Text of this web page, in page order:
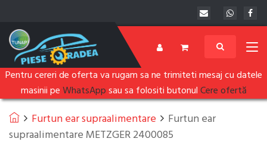
Pentru cereri de oferta va rugam sa ne trimiteti mesaj cu datele
masinii peWhatsAppsau sa folositi butonulCere ofertă
Furtun ear supraalimentare
Furtun ear
supraalimentare METZGER 2400085